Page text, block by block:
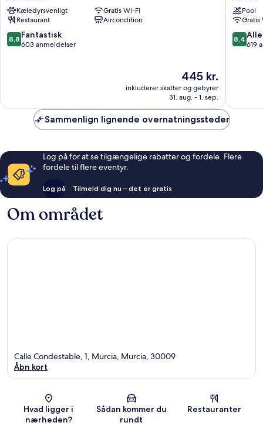
La
Catedral
Kæledyrsvenligt
Gratis Wi-Fi
Restaurant
Aircondition
8.8
ud
8,8 Fantastisk
603 anmeldelser
Prisen
445 kr.
445 kr.
inkluderer skatter og gebyrer
31. aug. - 1. sep.
La
Paz
Pool
Gratis
8.4
ud
8,4
619
Sammenlign lignende overnatningssteder
Log på for at se tilgængelige rabatter og fordele. Flere
fordele til flere eventyr.
Log på Tilmeld dig nu – det er gratis
Om området
Kort
Calle Condestable, 1, Murcia, Murcia, 30009
Åbn kort
Hvad ligger i
nærheden?
Sådan kommer du
rundt
Restauranter